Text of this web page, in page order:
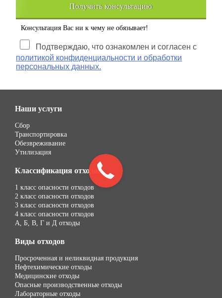
Получить консультацию
Консультация Вас ни к чему не обязывает!
Подтверждаю, что ознакомлен и согласен с
политикой конфиденциальности и обработки
персональных данных.
Наши услуги
Сбор
Транспортировка
Обезвреживание
Утилизация
Классификация отходов
1 класс опасности отходов
2 класс опасности отходов
3 класс опасности отходов
4 класс опасности отходов
А, Б, В, Г и Д отходы
Виды отходов
Просроченная и неликвидная продукция
Нефтехимические отходы
Медицинские отходы
Опасные производственные отходы
Лабораторные отходы